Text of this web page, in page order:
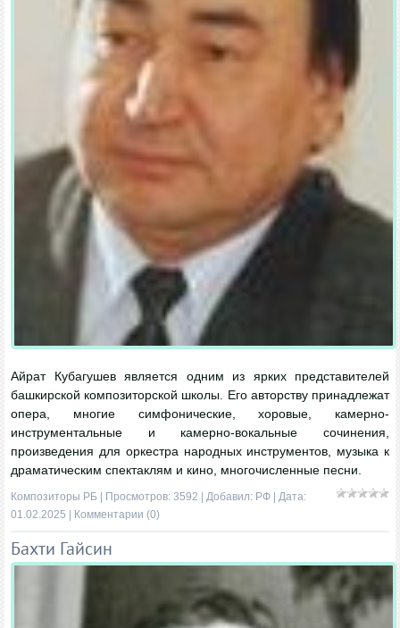
Айрат Кубагушев является одним из ярких представителей
башкирской композиторской школы. Его авторству принадлежат
опера, многие симфонические, хоровые, камерно-
инструментальные и камерно-вокальные сочинения,
произведения для оркестра народных инструментов, музыка к
драматическим спектаклям и кино, многочисленные песни.
Композиторы РБ | Просмотров: 3592 | Добавил: РФ | Дата:
01.02.2025
Комментарии (0)
Бахти Гайсин